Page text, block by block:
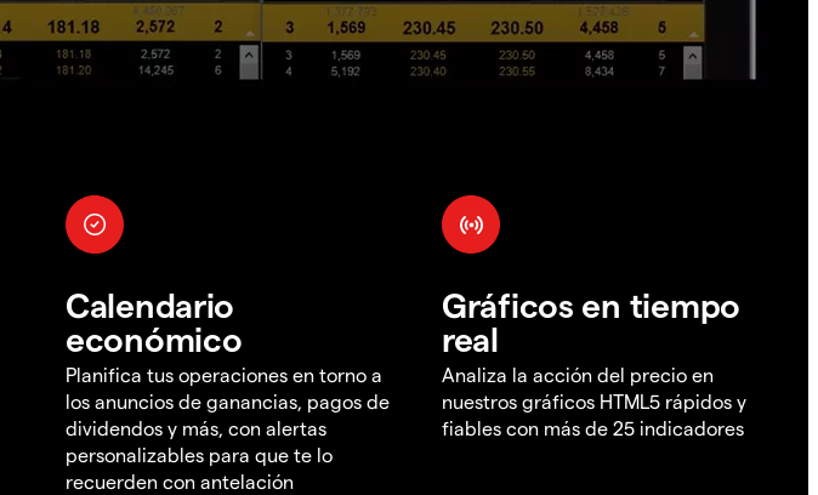
Calendario
económico
Planifica tus operaciones en torno a
los anuncios de ganancias, pagos de
dividendos y más, con alertas
personalizables para que te lo
recuerden con antelación
Gráficos en tiempo
real
Analiza la acción del precio en
nuestros gráficos HTML5 rápidos y
fiables con más de 25 indicadores